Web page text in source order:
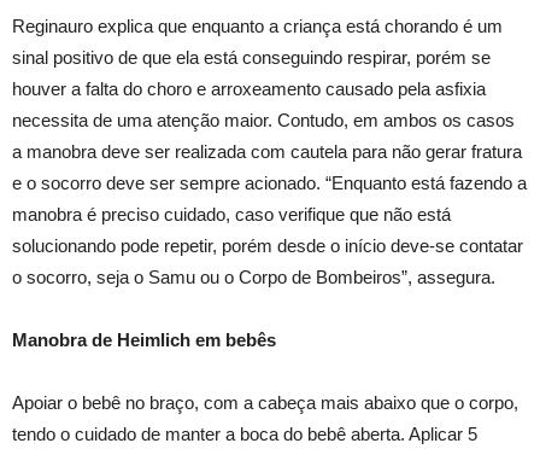
Reginauro explica que enquanto a criança está chorando é um
sinal positivo de que ela está conseguindo respirar, porém se
houver a falta do choro e arroxeamento causado pela asfixia
necessita de uma atenção maior. Contudo, em ambos os casos
a manobra deve ser realizada com cautela para não gerar fratura
e o socorro deve ser sempre acionado. “Enquanto está fazendo a
manobra é preciso cuidado, caso verifique que não está
solucionando pode repetir, porém desde o início deve-se contatar
o socorro, seja o Samu ou o Corpo de Bombeiros”, assegura.
Manobra de Heimlich em bebês
Apoiar o bebê no braço, com a cabeça mais abaixo que o corpo,
tendo o cuidado de manter a boca do bebê aberta. Aplicar 5